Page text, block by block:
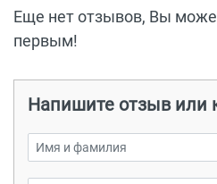
Еще нет отзывов, Вы
первым!
Напишите отзыв или